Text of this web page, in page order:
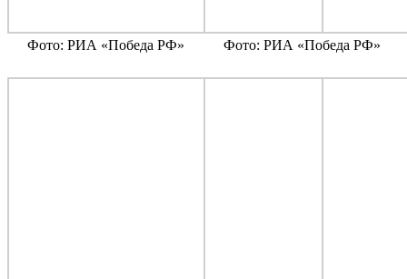
Фото: РИА «Победа РФ» Фото: РИА «Победа РФ»